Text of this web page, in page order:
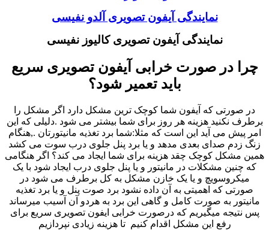
نمایندگی آیفون تصویری آلدو نفیسی
نمایندگی آیفون تصویری کالیوز نفیسی
چرا در صورت خرابی آیفون تصویری سریع
باید تعمیر شود؟
در صورتی که آیفون شما کوچک ترین مشکل دارد اگر مشکل را
برطرف نکنید هزینه هر روز برای شما بیشتر می شود .دلیلی که این
امر پیش می آید این است که مثلا:شما برد تغذیه مانیتورتان .,هنگام
زنگ زدم صدای بعدی مدهد و یا برد پنل جلوی درب سوت می کشد
همین مشکل کوچک چقد هزینه برای شما ایجاد می کند؟ اگر هنگامی
که چنین مشکلات در مانیتور و یا پنل جلوی درب ایجاد شود با یک
میکروسویچ و یا یک خازن مشکل به کل برطرف می شود در
صورتی که اهمیتی به آن داده نشود برد صوت پنل و یا برد تغذیه
مانیتور به صورت کامل و گاهی این برد به هردو آن آسیب میرساند
پس نتیجه میگیریم که درصورت خرابی ایفون تصویری سریع برای
رفع این مشکل اقدام کنیم تا هزینه زیادی نپردازیم